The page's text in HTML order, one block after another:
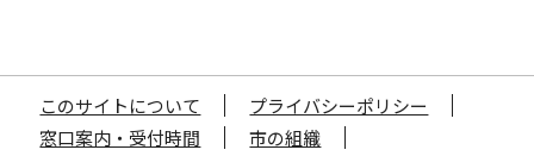
このサイトについて
プライバシーポリシー
窓口案内・受付時間
市の組織